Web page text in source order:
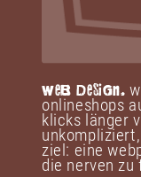
WeB DeSiGn.
onlineshops
klicks länger
ziel: eine
die nerven zu